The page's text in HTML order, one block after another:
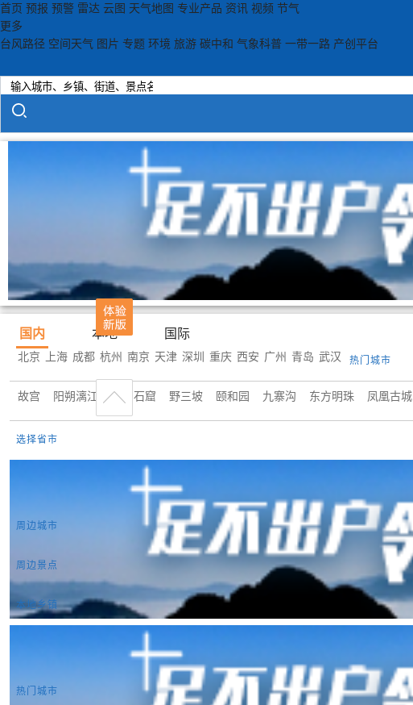
首页 预报 预警 雷达 云图 天气地图 专业产品 资讯 视频 节气
更多
台风路径 空间天气 图片 专题 环境 旅游 碳中和 气象科普 一带一路 产创平台
国内 本地 国际
热门城市
北京 上海 成都 杭州 南京 天津 深圳 重庆 西安 广州 青岛 武汉
故宫 阳朔漓江 龙门石窟 野三坡 颐和园 九寨沟 东方明珠 凤凰古城
选择省市
周边城市
周边景点
本地乡镇
热门城市